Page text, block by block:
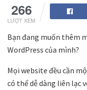
266
LƯỢT XEM
Bạn đang muốn thêm
WordPress của mình?
Mọi website đều cần
có thể dễ dàng liên lạc